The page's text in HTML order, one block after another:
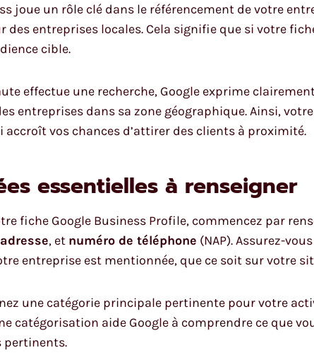
joue un rôle clé dans le référencement de votre
des entreprises locales. Cela signifie que si votre
cible.
effectue une recherche, Google exprime
entreprises dans sa zone géographique. Ainsi,
accroît vos chances d’attirer des clients à proximité.
essentielles à renseigner
fiche Google Business Profile, commencez par
adresse, et numéro de téléphone (NAP). Assurez-
entreprise est mentionnée, que ce soit sur votre
une catégorie principale pertinente pour votre
catégorisation aide Google à comprendre ce que
pertinents.